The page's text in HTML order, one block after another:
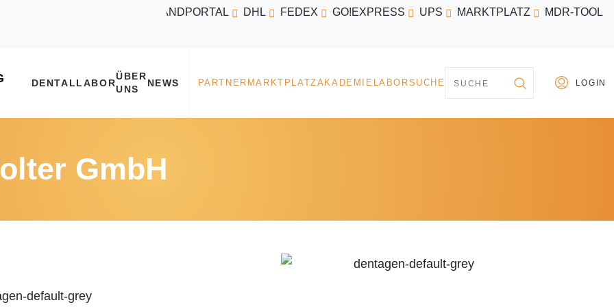
VERSANDPORTAL DHL FEDEX GO!EXPRESS UPS MARKTPLATZ MDR-TOOL
GmbH